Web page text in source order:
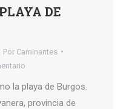
DE
Por Caminantes
la playa de Burgos.
provincia de